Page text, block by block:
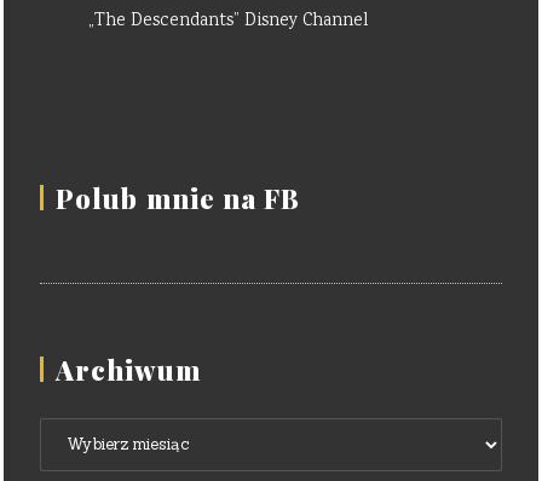
„The Descendants” Disney Channel
Polub mnie na FB
Archiwum
Archiwum